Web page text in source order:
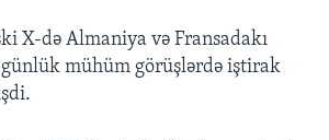
X-də Almaniya və Fransadakı
mühüm görüşlərdə iştirak